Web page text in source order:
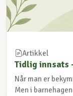
Artikkel
Tidlig innsats
Når man er
Men i